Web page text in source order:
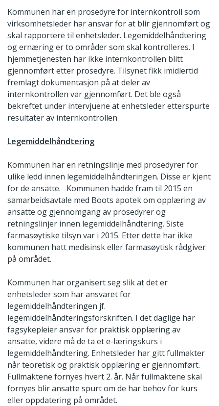
Kommunen har en prosedyre for internkontroll som
virksomhetsleder har ansvar for at blir gjennomført og
skal rapportere til enhetsleder. Legemiddelhåndtering
og ernæring er to områder som skal kontrolleres. I
hjemmetjenesten har ikke internkontrollen blitt
gjennomført etter prosedyre. Tilsynet fikk imidlertid
fremlagt dokumentasjon på at deler av
internkontrollen var gjennomført. Det ble også
bekreftet under intervjuene at enhetsleder etterspurte
resultater av internkontrollen.
Legemiddelhåndtering
Kommunen har en retningslinje med prosedyrer for
ulike ledd innen legemiddelhåndteringen. Disse er kjent
for de ansatte. Kommunen hadde fram til 2015 en
samarbeidsavtale med Boots apotek om opplæring av
ansatte og gjennomgang av prosedyrer og
retningslinjer innen legemiddelhåndtering. Siste
farmasøytiske tilsyn var i 2015. Etter dette har ikke
kommunen hatt medisinsk eller farmasøytisk rådgiver
på området.
Kommunen har organisert seg slik at det er
enhetsleder som har ansvaret for
legemiddelhåndteringen jf.
legemiddelhåndteringsforskriften. I det daglige har
fagsykepleier ansvar for praktisk opplæring av
ansatte, videre må de ta et e-læringskurs i
legemiddelhåndtering. Enhetsleder har gitt fullmakter
når teoretisk og praktisk opplæring er gjennomført.
Fullmaktene fornyes hvert 2. år. Når fullmaktene skal
fornyes blir ansatte spurt om de har behov for kurs
eller oppdatering på området.